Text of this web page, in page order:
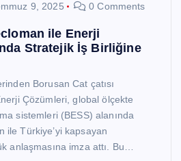
9, 2025 0 Comments
ile Enerji
Stratejik İş Birliğine
Borusan Cat çatısı
Çözümleri, global ölçekte
sistemleri (BESS) alanında
ile Türkiye’yi kapsayan
anlaşmasına imza attı. Bu…